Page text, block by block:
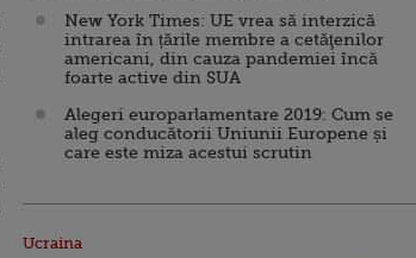
New York Times: UE vrea să interzică
intrarea în țările membre a cetăţenilor
americani, din cauza pandemiei încă
foarte active din SUA
Alegeri europarlamentare 2019: Cum se
aleg conducătorii Uniunii Europene și
care este miza acestui scrutin
Ucraina